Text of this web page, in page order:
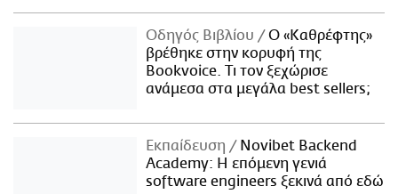
Οδηγός Βιβλίου
Ο «Καθρέφτης»
βρέθηκε στην κορυφή της
Bookvoice. Τι τον ξεχώρισε
ανάμεσα στα μεγάλα best sellers;
Εκπαίδευση
Novibet Backend
Academy: Η επόμενη γενιά
software engineers ξεκινά από εδώ